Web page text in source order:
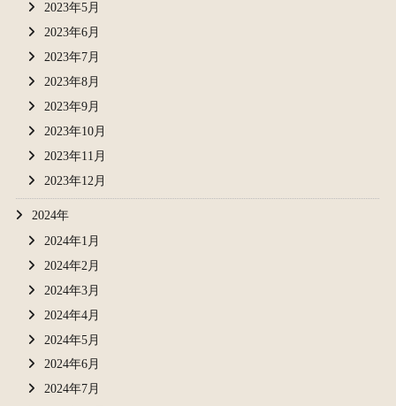
2023年5月
2023年6月
2023年7月
2023年8月
2023年9月
2023年10月
2023年11月
2023年12月
2024年
2024年1月
2024年2月
2024年3月
2024年4月
2024年5月
2024年6月
2024年7月